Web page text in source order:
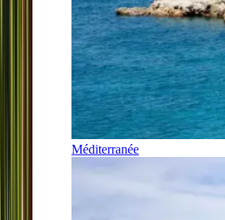
Méditerranée